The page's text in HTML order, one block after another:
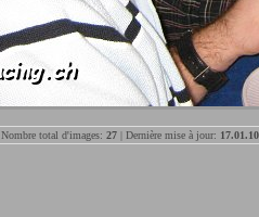
Nombre total d'images: 27 | Dernière mise à jour: